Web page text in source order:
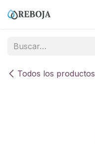
Todos los productos